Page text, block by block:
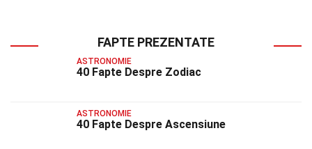
FAPTE PREZENTATE
ASTRONOMIE
40 Fapte Despre Zodiac
ASTRONOMIE
40 Fapte Despre Ascensiune